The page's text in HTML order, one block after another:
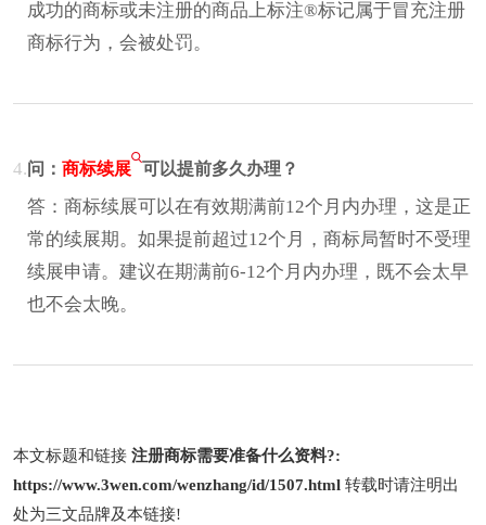
成功的商标或未注册的商品上标注®标记属于冒充注册
商标行为，会被处罚。
4.问： 商标续展 可以提前多久办理？
答：商标续展可以在有效期满前12个月内办理，这是正
常的续展期。如果提前超过12个月，商标局暂时不受理
续展申请。建议在期满前6-12个月内办理，既不会太早
也不会太晚。
本文标题和链接 注册商标需要准备什么资料?:
https://www.3wen.com/wenzhang/id/1507.html 转载时请注明出
处为三文品牌及本链接!